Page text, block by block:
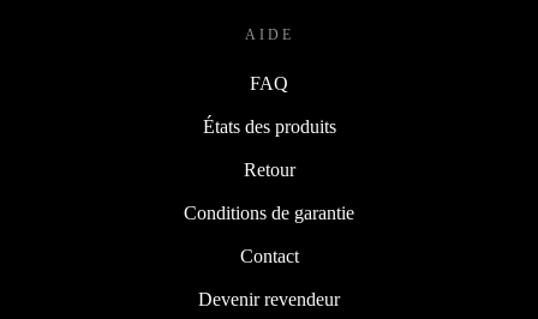
AIDE
FAQ
États des produits
Retour
Conditions de garantie
Contact
Devenir revendeur